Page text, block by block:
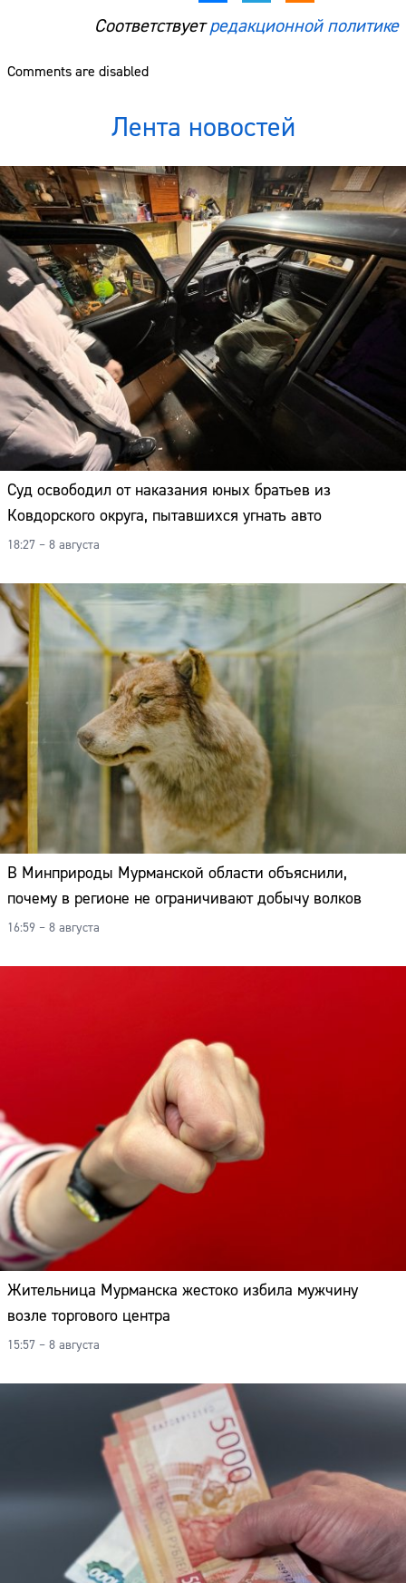
Соответствуетредакционной политике
Comments are disabled
Лента новостей
Суд освободил от наказания юных братьев из
Ковдорского округа, пытавшихся угнать авто
18:27 – 8 августа
В Минприроды Мурманской области объяснили,
почему в регионе не ограничивают добычу волков
16:59 – 8 августа
Жительница Мурманска жестоко избила мужчину
возле торгового центра
15:57 – 8 августа